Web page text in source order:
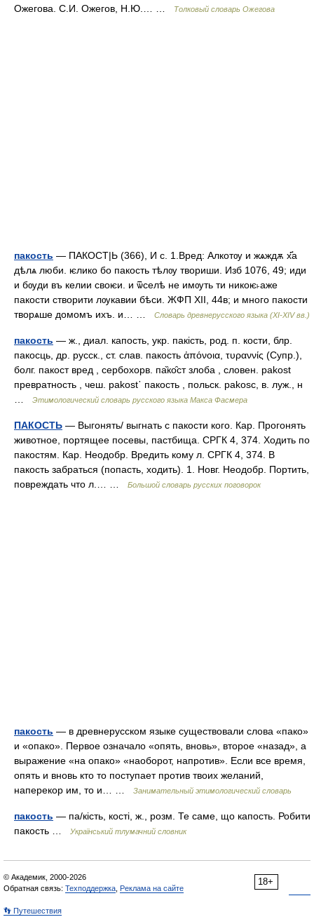
Ожегова. С.И. Ожегов, Н.Ю.… …
Толковый словарь Ожегова
пакость — ПАКОСТ|Ь (366), И с. 1.Вред: Алкотѹ и жѧждѫ х҃а
дѣлѧ люби. ѥлико бо пакость тѣлѹ твориши. Изб 1076, 49; иди
и бѹди въ келии своѥи. и ѿселѣ не имѹть ти никоѥ˫аже
пакости створити лѹкавии бѣси. ЖФП XII, 44в; и много пакости
творѧше домомъ ихъ. и… …
Словарь древнерусского языка (XI-XIV вв.)
пакость — ж., диал. капость, укр. пакiсть, род. п. кости, блр.
пакосць, др. русск., ст. слав. пакость ἀπόνοια, τυραννίς (Супр.),
болг. пакост вред , сербохорв. па̏ко̑ст злоба , словен. pakost
превратность , чеш. раkоst᾽ пакость , польск. раkоsc, в. луж., н
Этимологический словарь русского языка Макса Фасмера
ПАКОСТЬ — Выгонять/ выгнать с пакости кого. Кар. Прогонять
животное, портящее посевы, пастбища. СРГК 4, 374. Ходить по
пакостям. Кар. Неодобр. Вредить кому л. СРГК 4, 374. В
пакость забраться (попасть, ходить). 1. Новг. Неодобр. Портить,
повреждать что л.… …
Большой словарь русских поговорок
пакость — в древнерусском языке существовали слова «пако»
и «опако». Первое означало «опять, вновь», второе «назад», а
выражение «на опако» «наоборот, напротив». Если все время,
опять и вновь кто то поступает против твоих желаний,
наперекор им, то и… …
Занимательный этимологический словарь
пакость — па/кість, кості, ж., розм. Те саме, що капость. Робити
пакость …
Український тлумачний словник
18+
© Академик, 2000-2026
Обратная связь: Техподдержка Реклама на сайте
👣 Путешествия